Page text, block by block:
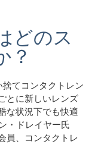
どのス
？
捨てコンタクトレン
とに新しいレンズ
な状況下でも快適
・ドレイヤー氏
員、コンタクトレ